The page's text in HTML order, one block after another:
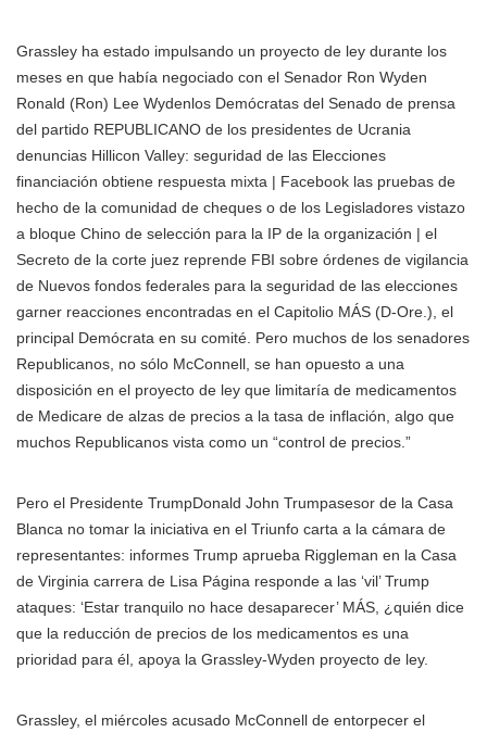
Grassley ha estado impulsando un proyecto de ley durante los
meses en que había negociado con el Senador Ron Wyden
Ronald (Ron) Lee Wydenlos Demócratas del Senado de prensa
del partido REPUBLICANO de los presidentes de Ucrania
denuncias Hillicon Valley: seguridad de las Elecciones
financiación obtiene respuesta mixta | Facebook las pruebas de
hecho de la comunidad de cheques o de los Legisladores vistazo
a bloque Chino de selección para la IP de la organización | el
Secreto de la corte juez reprende FBI sobre órdenes de vigilancia
de Nuevos fondos federales para la seguridad de las elecciones
garner reacciones encontradas en el Capitolio MÁS (D-Ore.), el
principal Demócrata en su comité. Pero muchos de los senadores
Republicanos, no sólo McConnell, se han opuesto a una
disposición en el proyecto de ley que limitaría de medicamentos
de Medicare de alzas de precios a la tasa de inflación, algo que
muchos Republicanos vista como un “control de precios.”
Pero el Presidente TrumpDonald John Trumpasesor de la Casa
Blanca no tomar la iniciativa en el Triunfo carta a la cámara de
representantes: informes Trump aprueba Riggleman en la Casa
de Virginia carrera de Lisa Página responde a las ‘vil’ Trump
ataques: ‘Estar tranquilo no hace desaparecer’ MÁS , ¿quién dice
que la reducción de precios de los medicamentos es una
prioridad para él, apoya la Grassley-Wyden proyecto de ley.
Grassley, el miércoles acusado McConnell de entorpecer el